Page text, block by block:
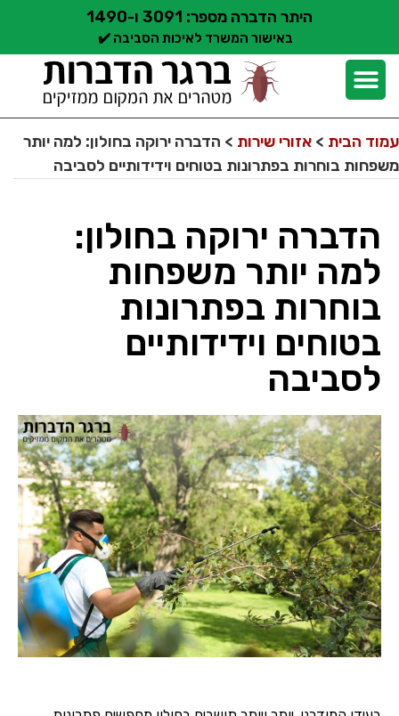
היתר הדברה מספר: 3091 ו-1490
באישור המשרד לאיכות הסביבה ✔️
עמוד הבית > אזורי שירות > הדברה ירוקה בחולון: למה יותר
משפחות בוחרות בפתרונות בטוחים וידידותיים לסביבה
הדברה ירוקה בחולון:
למה יותר משפחות
בוחרות בפתרונות
בטוחים וידידותיים
לסביבה